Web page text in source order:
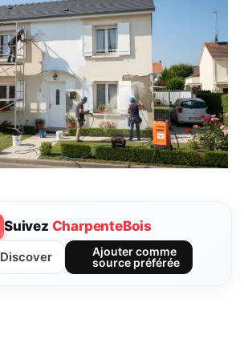
Suivez CharpenteBois
Discover
Ajouter comme
source préférée